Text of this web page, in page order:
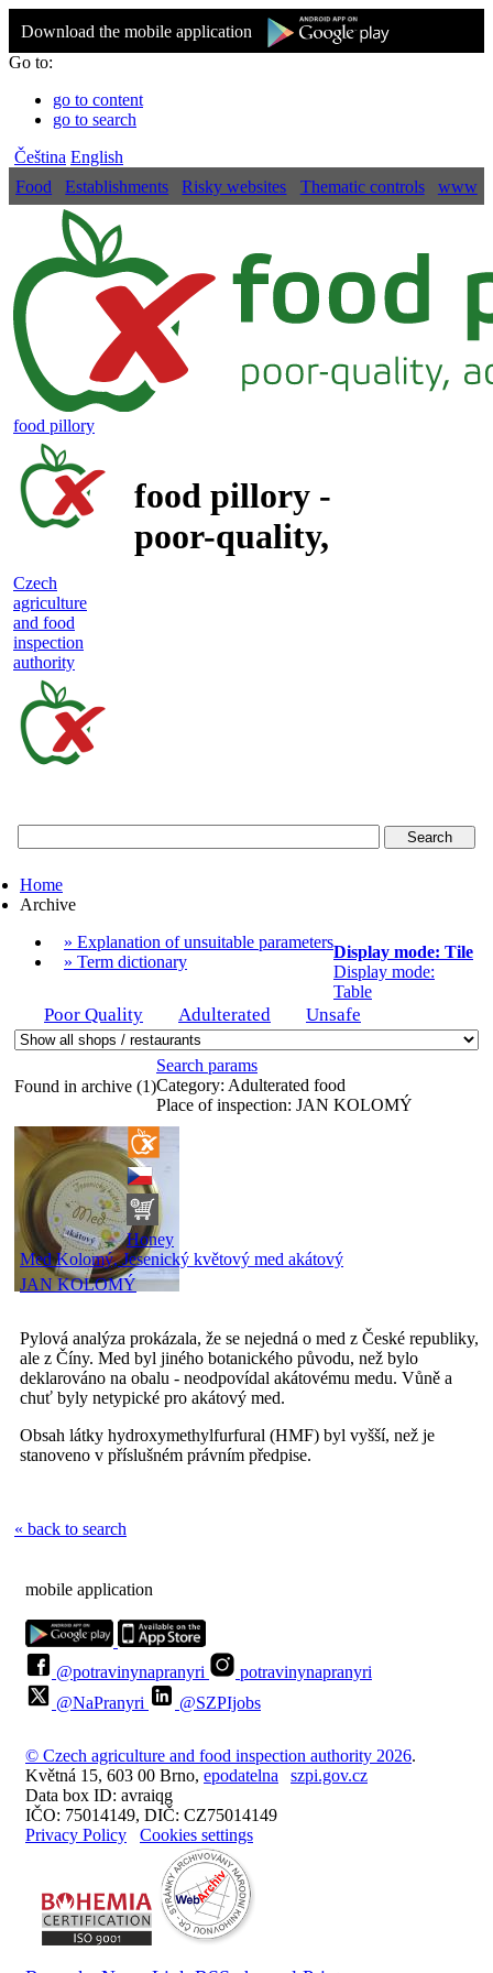
Download the mobile application
Go to:
go to content
go to search
Čeština English
Food
Establishments Risky websites Thematic controls www
food pillory
food pillory -
poor-quality,
Czech
agriculture
and food
inspection
authority
food
authority
Home
Archive
» Explanation of unsuitable parameters
» Term dictionary
Display mode: Tile
Display mode:
Table
Poor Quality Adulterated Unsafe
Found in archive (1)
Search params
Category: Adulterated food
Place of inspection: JAN KOLOMÝ
Honey
Med Kolomý, Jesenický květový med akátový
JAN KOLOMÝ
Pylová analýza prokázala, že se nejedná o med z České republiky,
ale z Číny. Med byl jiného botanického původu, než bylo
deklarováno na obalu - neodpovídal akátovému medu. Vůně a
chuť byly netypické pro akátový med.
Obsah látky hydroxymethylfurfural (HMF) byl vyšší, než je
stanoveno v příslušném právním předpise.
« back to search
mobile application
@potravinynapranyri
potravinynapranyri
@NaPranyri
@SZPIjobs
© Czech agriculture and food inspection authority 2026.
Květná 15, 603 00 Brno, epodatelna
szpi.gov.cz
Data box ID: avraiqg
IČO: 75014149, DIČ: CZ75014149
Privacy Policy
Cookies settings